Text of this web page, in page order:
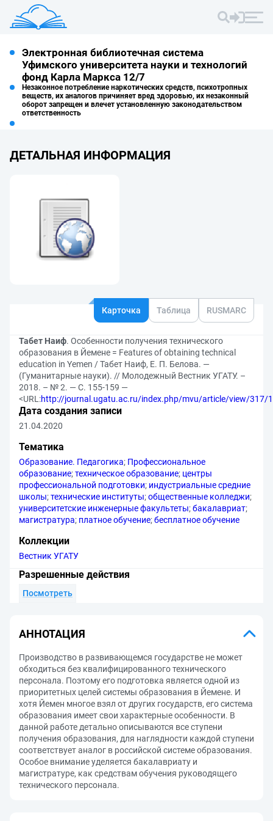
Электронная библиотечная система
Уфимского университета науки и технологий
фонд Карла Маркса 12/7
Незаконное потребление наркотических средств, психотропных
веществ, их аналогов причиняет вред здоровью, их незаконный
оборот запрещен и влечет установленную законодательством
ответственность
ДЕТАЛЬНАЯ ИНФОРМАЦИЯ
Карточка Таблица RUSMARC
Табет Наиф. Особенности получения технического
образования в Йемене = Features of obtaining technical
education in Yemen / Табет Наиф, Е. П. Белова. —
(Гуманитарные науки). // Молодежный Вестник УГАТУ. –
2018. – № 2. — С. 155-159 —
<URL:http://journal.ugatu.ac.ru/index.php/mvu/article/view/317/
Дата создания записи
21.04.2020
Тематика
Образование. Педагогика; Профессиональное
образование;техническое образование; центры
профессиональной подготовки; индустриальные средние
школы;технические институты;общественные колледжи;
университетские инженерные факультеты;бакалавриат;
магистратура; платное обучение;бесплатное обучение
Коллекции
Вестник УГАТУ
Разрешенные действия
Посмотреть
АННОТАЦИЯ
Производство в развивающемся государстве не может
обходиться без квалифицированного технического
персонала. Поэтому его подготовка является одной из
приоритетных целей системы образования в Йемене. И
хотя Йемен многое взял от других государств, его система
образования имеет свои характерные особенности. В
данной работе детально описываются все ступени
получения образования, для наглядности каждой ступени
соответствует аналог в российской системе образования.
Особое внимание уделяется бакалавриату и
магистратуре, как средствам обучения руководящего
технического персонала.